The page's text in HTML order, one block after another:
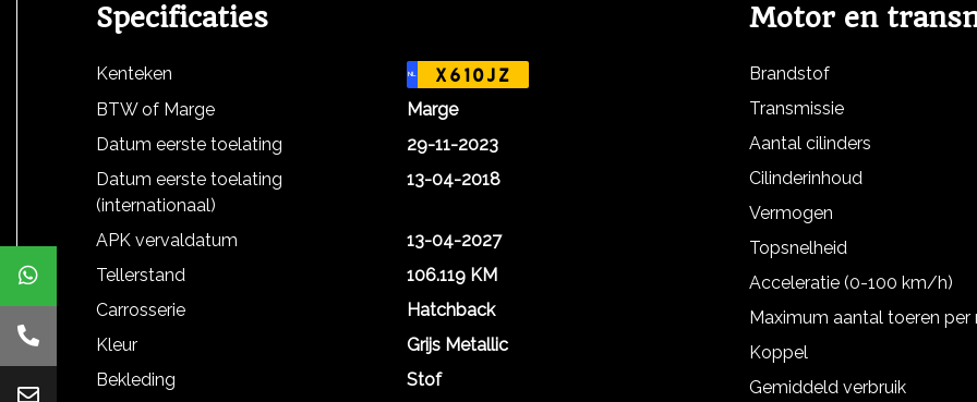
Specificaties
Kenteken NL X610JZ
BTW of Marge
Marge
Datum eerste toelating
29-11-2023
Datum eerste toelating
(internationaal)
13-04-2018
APK vervaldatum
13-04-2027
Tellerstand
106.119 KM
Carrosserie
Hatchback
Kleur
Grijs Metallic
Bekleding
Stof
Motor en
Brandstof
Transmissie
Aantal cilinders
Cilinderinhoud
Vermogen
Topsnelheid
Acceleratie (0-100 km/h)
Maximum aantal toeren per
Koppel
Gemiddeld verbruik